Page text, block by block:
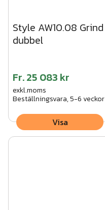
Style AW10.08 Grind
dubbel
Fr.25 083 kr
exkl.moms
Beställningsvara, 5-6 veckor
Visa